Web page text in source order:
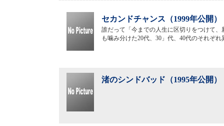
セカンドチャンス（1999年公開）
誰だって「今までの人生に区切りをつけて
も噛み分けた20代、30」代、40代のそれぞ
渚のシンドバッド（1995年公開）